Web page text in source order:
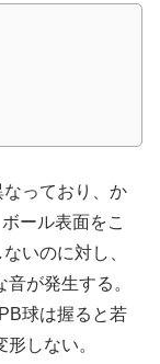
っており、か
ール表面をこ
いのに対し、
が発生する。
球は握ると若
しない。